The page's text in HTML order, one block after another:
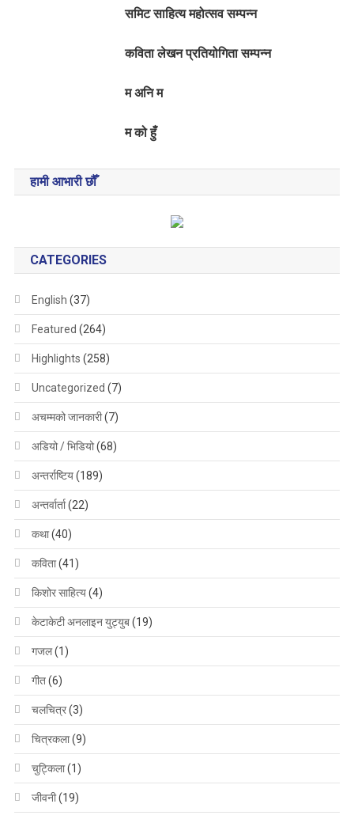
समिट साहित्य महोत्सव सम्पन्न
कविता लेखन प्रतियोगिता सम्पन्न
म अनि म
म को हुँ
हामी आभारी छौँ
CATEGORIES
English (37)
Featured (264)
Highlights (258)
Uncategorized (7)
अचम्मको जानकारी(7)
अडियो / भिडियो(68)
अन्तर्राष्टिय(189)
अन्तर्वार्ता(22)
कथा(40)
कविता(41)
किशोर साहित्य(4)
केटाकेटी अनलाइन युट्युब(19)
गजल(1)
गीत(6)
चलचित्र(3)
चित्रकला(9)
चुट्किला(1)
जीवनी(19)